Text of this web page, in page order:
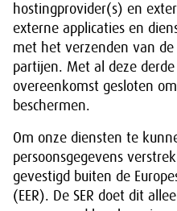
hostingprovider(s) en
externe applicaties en
met het verzenden van
partijen. Met al deze
overeenkomst gesloten
beschermen.
Om onze diensten te
persoonsgegevens
gevestigd buiten de
(EER). De SER doet dit